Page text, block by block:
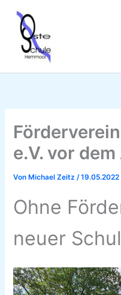
Inhalt
springen
e.V. vor dem
Von Michael Zeitz/19.05.2022
Ohne
neuer